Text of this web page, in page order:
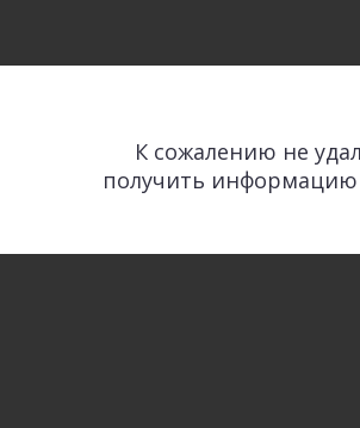
К сожалению не
получить информацию